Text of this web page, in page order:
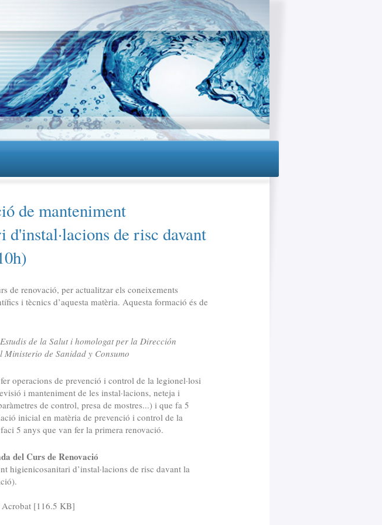
de manteniment
de risc davant
de renovació, per actualitzar els coneixements
i tècnics d’aquesta matèria. Aquesta formació és de
de la Salut i homologat per la Dirección
Ministerio de Sanidad y Consumo
operacions de prevenció i control de la legionel·losi
i manteniment de les instal·lacions, neteja i
de control, presa de mostres...) i que fa 5
inicial en matèria de prevenció i control de la
5 anys que van fer la primera renovació.
del Curs de Renovació
higienicosanitari d’instal·lacions de risc davant la
[116.5 KB]